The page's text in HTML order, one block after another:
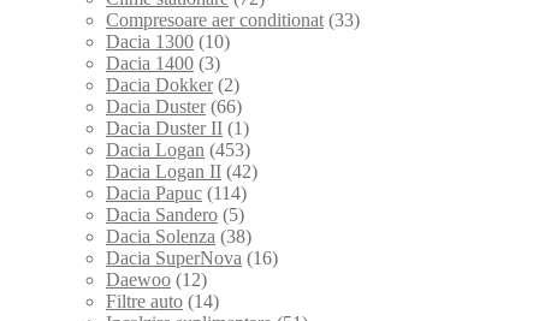
Compresoare aer conditionat (33)
Dacia 1300 (10)
Dacia 1400 (3)
Dacia Dokker (2)
Dacia Duster (66)
Dacia Duster II (1)
Dacia Logan (453)
Dacia Logan II (42)
Dacia Papuc (114)
Dacia Sandero (5)
Dacia Solenza (38)
Dacia SuperNova (16)
Daewoo (12)
Filtre auto (14)